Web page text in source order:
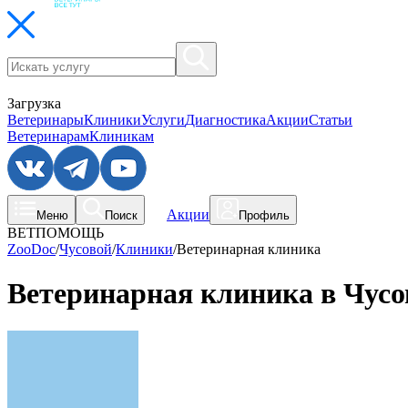
Загрузка
ВетеринарыКлиникиУслугиДиагностикаАкцииСтатьи
ВетеринарамКлиникам
Меню Поиск Акции Профиль
ВЕТПОМОЩЬ
ZooDoc/Чусовой/Клиники/Ветеринарная клиника
Ветеринарная клиника в